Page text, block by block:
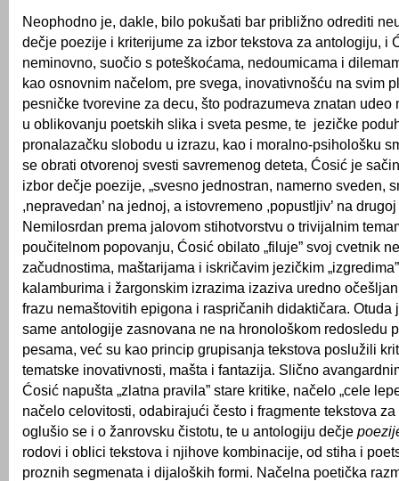
Neophodno je, dakle, bilo pokušati bar približno odrediti
dečje poezije i kriterijume za izbor tekstova za antologiju, i
neminovno, suočio s poteškoćama, nedoumicama i
kao osnovnim načelom, pre svega, inovativnošću na svim
pesničke tvorevine za decu, što podrazumeva znatan udeo
u oblikovanju poetskih slika i sveta pesme, te jezičke
pronalazačku slobodu u izrazu, kao i moralno-psihološku
se obrati otvorenoj svesti savremenog deteta, Ćosić je
izbor dečje poezije, „svesno jednostran, namerno sveden,
,nepravedan’ na jednoj, a istovremeno ,popustljiv’ na drugoj
Nemilosrdan prema jalovom stihotvorstvu o trivijalnim
poučitelnom popovanju, Ćosić obilato „filuje” svoj cvetnik
začudnostima, maštarijama i iskričavim jezičkim
kalamburima i žargonskim izrazima izaziva uredno
frazu nemaštovitih epigona i raspričanih didaktičara. Otuda
same antologije zasnovana ne na hronološkom redosledu
pesama, već su kao princip grupisanja tekstova poslužili
tematske inovativnosti, mašta i fantazija. Slično
Ćosić napušta „zlatna pravila” stare kritike, načelo „cele
načelo celovitosti, odabirajući često i fragmente tekstova
oglušio se i o žanrovsku čistotu, te u antologiju dečje
rodovi i oblici tekstova i njihove kombinacije, od stiha i
proznih segmenata i dijaloških formi. Načelna poetička